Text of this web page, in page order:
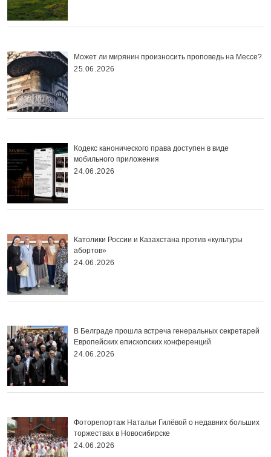
Может ли мирянин произносить проповедь на Мессе?
25.06.2026
Кодекс канонического права доступен в виде
мобильного приложения
24.06.2026
Католики России и Казахстана против «культуры
абортов»
24.06.2026
В Белграде прошла встреча генеральных секретарей
Европейских епископских конференций
24.06.2026
Фоторепортаж Натальи Гилёвой о недавних больших
торжествах в Новосибирске
24.06.2026